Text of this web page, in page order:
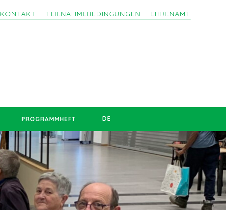
KONTAKT TEILNAHMEBEDINGUNGEN EHRENAMT
PROGRAMMHEFT DE